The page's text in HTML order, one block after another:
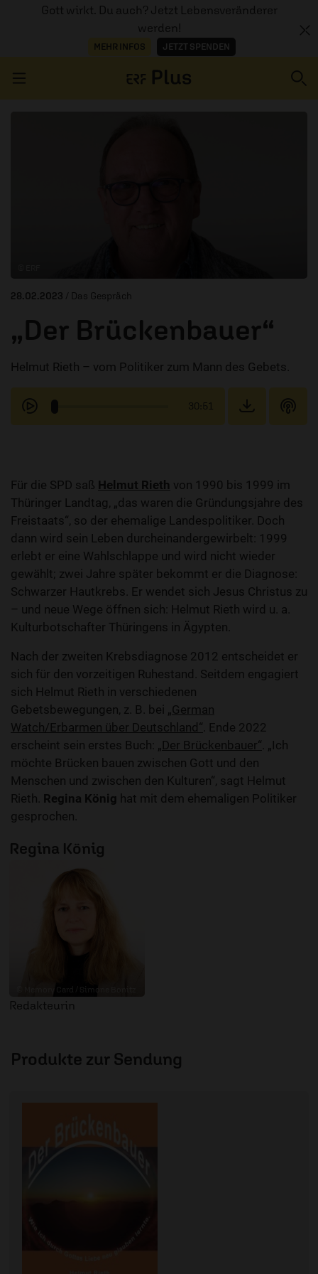
Gott wirkt. Du auch? Jetzt Lebensveränderer
werden!
MEHR INFOS JETZT SPENDEN
28.02.2023 / Das Gespräch
„Der Brückenbauer“
Helmut Rieth – vom Politiker zum Mann des Gebets.
30:51
Für die SPD saß Helmut Rieth von 1990 bis 1999 im
Thüringer Landtag, „das waren die Gründungsjahre des
Freistaats“, so der ehemalige Landespolitiker. Doch
dann wird sein Leben durcheinandergewirbelt: 1999
erlebt er eine Wahlschlappe und wird nicht wieder
gewählt; zwei Jahre später bekommt er die Diagnose:
Schwarzer Hautkrebs. Er wendet sich Jesus Christus zu
– und neue Wege öffnen sich: Helmut Rieth wird u. a.
Kulturbotschafter Thüringens in Ägypten.
Nach der zweiten Krebsdiagnose 2012 entscheidet er
sich für den vorzeitigen Ruhestand. Seitdem engagiert
sich Helmut Rieth in verschiedenen
Gebetsbewegungen, z. B. bei „German
Watch/Erbarmen über Deutschland“ . Ende 2022
erscheint sein erstes Buch: „Der Brückenbauer“ . „Ich
möchte Brücken bauen zwischen Gott und den
Menschen und zwischen den Kulturen“, sagt Helmut
Rieth. Regina König hat mit dem ehemaligen Politiker
gesprochen.
Regina König
Redakteurin
Produkte zur Sendung